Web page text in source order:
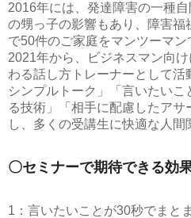
2016年には、発達障害の一種
の甥っ子の影響もあり、障害福
で50件のご家庭をマンツーマン
2021年から、ビジネスマン向
わる話し方トレーナーとして活
シンプルトーク」「言いたいこ
る技術」「相手に配慮したアサ
し、多くの受講生に快適な人間
〇セミナーで期待できる効
1：言いたいことが30秒でまと